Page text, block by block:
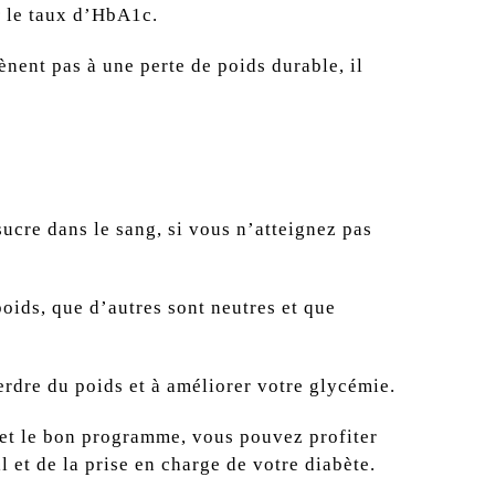
taux d’HbA1c.
pas à une perte de poids durable, il
dans le sang, si vous n’atteignez pas
que d’autres sont neutres et que
du poids et à améliorer votre glycémie.
le bon programme, vous pouvez profiter
et de la prise en charge de votre diabète.